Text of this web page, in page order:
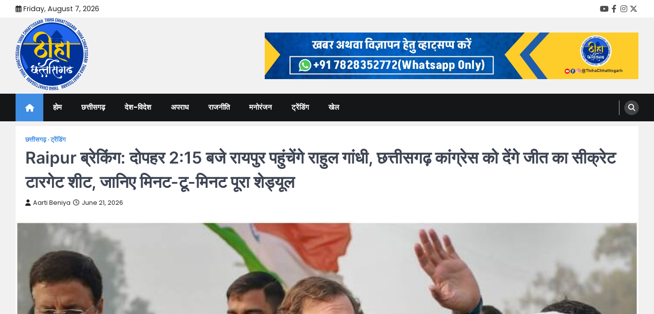
content
Friday, August 7, 2026 YouTube
Facebook
Thiha Chhattisgarh
होम छत्तीसगढ़ देश-विदेश अपराध राजनीति मनोरंजन ट्रेंडिंग खेल
छत्तीसगढ़ ट्रेंडिंग
Raipur ब्रेकिंग: दोपहर 2:15 बजे रायपुर पहुंचेंगे राहुल गांधी, छत्तीसगढ़ कांग्रेस को देंगे जीत का सीक्रेट
टारगेट शीट, जानिए मिनट-टू-मिनट पूरा शेड्यूल
Aarti Beniya June 21, 2026